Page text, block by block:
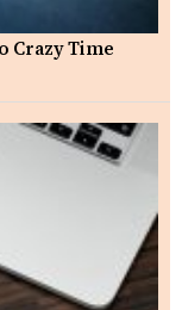
Crazy Time